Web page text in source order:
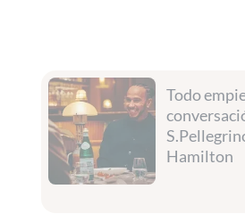
Todo empieza con una
conversación con
S.Pellegrino y Lewis
Hamilton